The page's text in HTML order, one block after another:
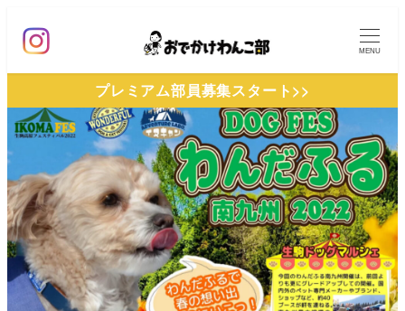
ン
ン
テ
ン
ツ
へ
移
動
MENU
プレミアム部員募集スタート>>